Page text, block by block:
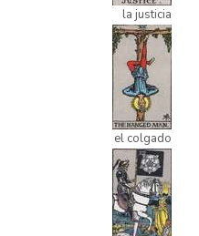
la justicia
el colgado